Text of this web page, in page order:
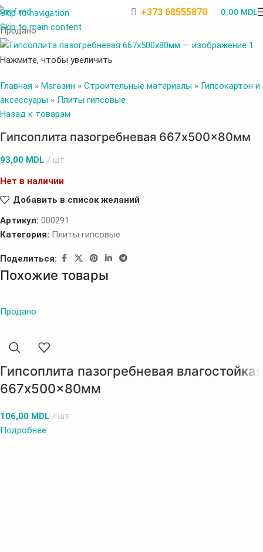
Skip to navigation
Skip to main content
+373 68555870 0,00 MDL
Продано
Нажмите, чтобы увеличить
Главная » Магазин » Строительные материалы » Гипсокартон и
аксессуары » Плиты гипсовые
Назад к товарам
Гипсоплита пазогребневая 667x500x80мм
93,00 MDL
шт
Нет в наличии
Добавить в список желаний
Артикул: 000291
Категория: Плиты гипсовые
Поделиться:
Похожие товары
Продано
Гипсоплита пазогребневая влагостойкая
667x500x80мм
106,00 MDL
шт
Подробнее